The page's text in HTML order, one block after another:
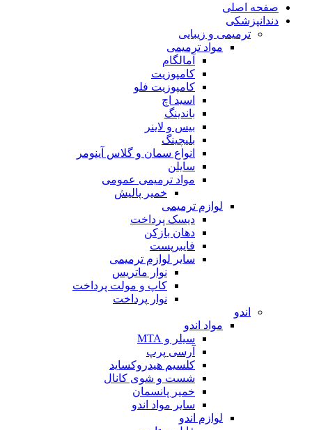
صفحه اصلی
دندانپزشکی
ترمیمی و زیبایی
مواد ترمیمی
آمالگام
کامپوزیت
کامپوزیت فلو
اسید اچ
باندینگ
بیس و لاینر
بلیچینگ
انواع سمان و گلاس آینومر
سایلن
مواد ترمیمی عمومی
خمیر پالیش
لوازم ترمیمی
دیسک پرداخت
دهان بازکن
فایبرپست
سایر لوازم ترمیمی
نوار ماتریس
کاپ و مولت پرداخت
نوار پرداخت
اندو
مواد اندو
سیلر و MTA
آرسی پرپ
کلسیم هیدروکساید
شست و شوی کانال
خمیر پانسمان
سایر مواد اندو
لوازم اندو